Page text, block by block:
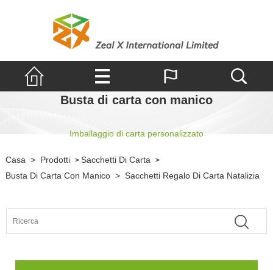
Busta di carta con manico
Imballaggio di carta personalizzato
Casa > Prodotti > Sacchetti Di Carta >
Busta Di Carta Con Manico > Sacchetti Regalo Di Carta Natalizia